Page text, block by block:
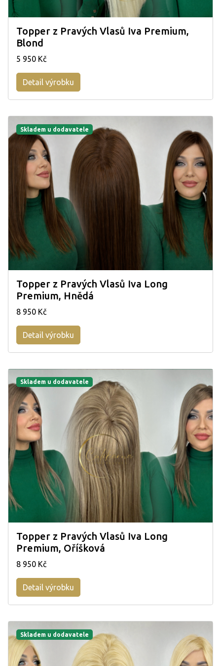
Topper z Pravých Vlasů Iva Premium,
Blond
5 950 Kč
Detail výrobku
Skladem u dodavatele
Topper z Pravých Vlasů Iva Long
Premium, Hnědá
8 950 Kč
Detail výrobku
Skladem u dodavatele
Topper z Pravých Vlasů Iva Long
Premium, Oříšková
8 950 Kč
Detail výrobku
Skladem u dodavatele